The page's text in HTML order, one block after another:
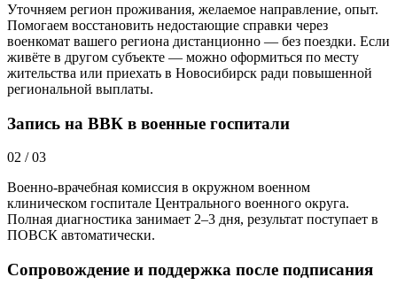
Уточняем регион проживания, желаемое направление, опыт.
Помогаем восстановить недостающие справки через
военкомат вашего региона дистанционно — без поездки. Если
живёте в другом субъекте — можно оформиться по месту
жительства или приехать в Новосибирск ради повышенной
региональной выплаты.
Запись на ВВК в военные госпитали
02 /03
Военно-врачебная комиссия в окружном военном
клиническом госпитале Центрального военного округа.
Полная диагностика занимает 2–3 дня, результат поступает в
ПОВСК автоматически.
Сопровождение и поддержка после подписания